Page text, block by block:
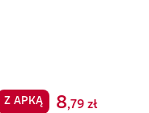
Z APKĄ 8,79 zł